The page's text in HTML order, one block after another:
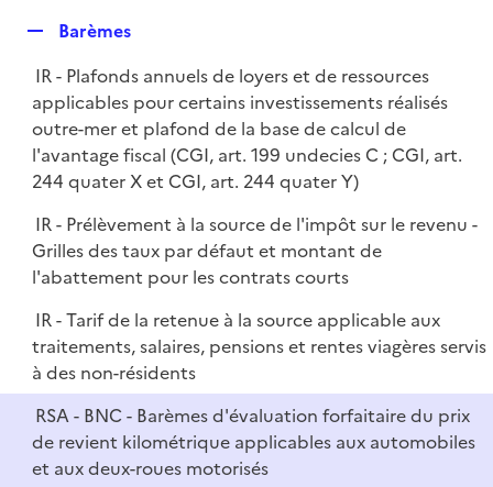
p
e
r
p
l
i
e
r
Barèmes
IR - Plafonds annuels de loyers et de ressources
applicables pour certains investissements réalisés
outre-mer et plafond de la base de calcul de
l'avantage fiscal (CGI, art. 199 undecies C ; CGI, art.
244 quater X et CGI, art. 244 quater Y)
IR - Prélèvement à la source de l'impôt sur le revenu -
Grilles des taux par défaut et montant de
l'abattement pour les contrats courts
IR - Tarif de la retenue à la source applicable aux
traitements, salaires, pensions et rentes viagères servis
à des non-résidents
RSA - BNC - Barèmes d'évaluation forfaitaire du prix
de revient kilométrique applicables aux automobiles
et aux deux-roues motorisés